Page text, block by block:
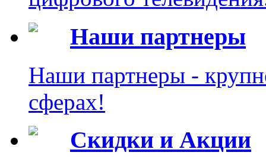
Наши партнеры
Наши партнеры -
сферах!
Скидки и Акции